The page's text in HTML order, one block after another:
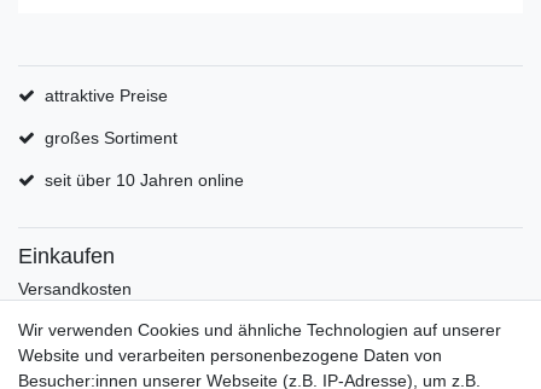
attraktive Preise
großes Sortiment
seit über 10 Jahren online
Einkaufen
Versandkosten
Hilfe
Informationen
Wir verwenden Cookies und ähnliche Technologien auf unserer
Website und verarbeiten personenbezogene Daten von
Besucher:innen unserer Webseite (z.B. IP-Adresse), um z.B.